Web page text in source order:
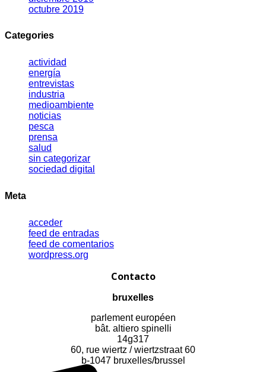
octubre 2019
Categories
actividad
energía
entrevistas
industria
medioambiente
noticias
pesca
prensa
salud
sin categorizar
sociedad digital
Meta
acceder
feed de entradas
feed de comentarios
wordpress.org
Contacto
bruxelles
parlement européen
bât. altiero spinelli
14g317
60, rue wiertz / wiertzstraat 60
b-1047 bruxelles/brussel